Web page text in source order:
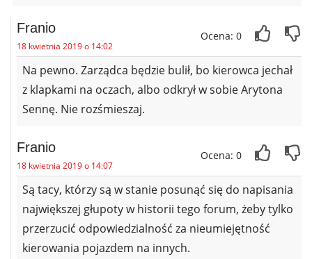
Franio
18 kwietnia 2019 o 14:02
Ocena: 0
Na pewno. Zarządca będzie bulił, bo kierowca jechał
z klapkami na oczach, albo odkrył w sobie Arytona
Sennę. Nie rozśmieszaj.
Franio
18 kwietnia 2019 o 14:07
Ocena: 0
Są tacy, którzy są w stanie posunąć się do napisania
największej głupoty w historii tego forum, żeby tylko
przerzucić odpowiedzialność za nieumiejętność
kierowania pojazdem na innych.